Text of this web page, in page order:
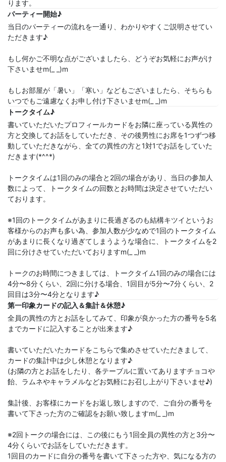
ります。
パーティー開始♪
当日のパーティーの流れを一通り、わかりやすくご説明させてい
ただきます♪
もし何かご不明な点がございましたら、どうぞお気軽にお声がけ
下さいませm(_ _)m
もしお部屋が「暑い」「寒い」などもございましたら、そちらも
いつでもご遠慮なくお申し付け下さいませm(_ _)m
トークタイム♪
書いていただいたプロフィールカードをお隣に座っている異性の
方と交換してお話をしていただき、その後男性にお席を1つずつ移
動していただきながら、全ての異性の方と1対1でお話をしていた
だきます(*^^*)
トークタイムは1回のみの場合と2回の場合があり、当日の参加人
数によって、トークタイムの回数とお時間は決定させていただい
ております。
※1回のトークタイムがあまりに長過ぎるのも結構キツイというお
客様からのお声も多い為、参加人数が少なめで1回のトークタイム
があまりに長くなり過ぎてしまうような場合に、トークタイムを2
回に分けさせていただいておりますm(_ _)m
トークのお時間につきましては、トークタイム1回のみの場合には
4分〜8分くらい、2回に分ける場合、1回目が5分〜7分くらい、2
回目は3分〜4分となります♪
第一印象カードの記入＆集計＆休憩♪
全員の異性の方とお話をしてみて、印象が良かった方の番号を5名
までカードに記入することが出来ます♪
書いていただいたカードをこちらで集めさせていただきまして、
カードの集計中は少し休憩となります♪
(お隣の方とお話をしたり、各テーブルに置いてありますチョコや
飴、ラムネやキャラメルなどお気軽にお召し上がり下さいませ♪)
集計後、お客様にカードをお返し致しますので、ご自分の番号を
書いて下さった方のご確認をお願い致しますm(_ _)m
※2回トークの場合には、この後にもう1回全員の異性の方と3分〜
4分くらいでお話をしていただきます。
1回目のカードに自分の番号を書いて下さった方や、気になる方の